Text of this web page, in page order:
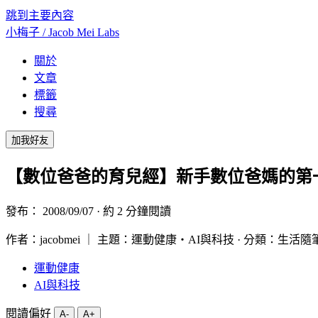
跳到主要內容
小梅子 /Jacob Mei Labs
關於
文章
標籤
搜尋
加我好友
【數位爸爸的育兒經】新手數位爸媽的第
發布： 2008/09/07 · 約 2 分鐘閱讀
作者：jacobmei ｜ 主題：運動健康・AI與科技 · 分類：生活隨
運動健康
AI與科技
閱讀偏好 A- A+